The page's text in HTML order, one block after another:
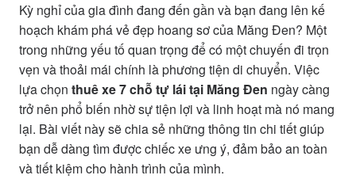
Kỳ nghỉ của gia đình đang đến gần và bạn đang lên kế
hoạch khám phá vẻ đẹp hoang sơ của Măng Đen? Một
trong những yếu tố quan trọng để có một chuyến đi trọn
vẹn và thoải mái chính là phương tiện di chuyển. Việc
lựa chọn thuê xe 7 chỗ tự lái tại Măng Đen ngày càng
trở nên phổ biến nhờ sự tiện lợi và linh hoạt mà nó mang
lại. Bài viết này sẽ chia sẻ những thông tin chi tiết giúp
bạn dễ dàng tìm được chiếc xe ưng ý, đảm bảo an toàn
và tiết kiệm cho hành trình của mình.